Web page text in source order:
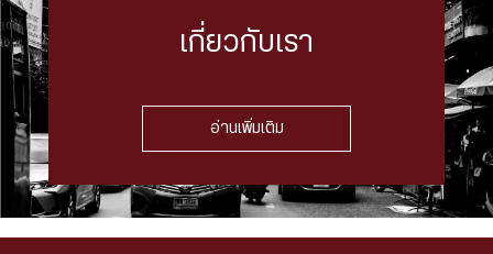
เกี่ยวกับเรา
อ่านเพิ่มเติม